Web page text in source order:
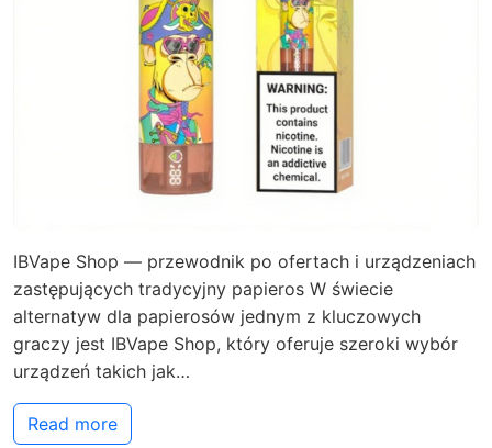
IBVape Shop — przewodnik po ofertach i urządzeniach
zastępujących tradycyjny papieros W świecie
alternatyw dla papierosów jednym z kluczowych
graczy jest IBVape Shop, który oferuje szeroki wybór
urządzeń takich jak…
Read more